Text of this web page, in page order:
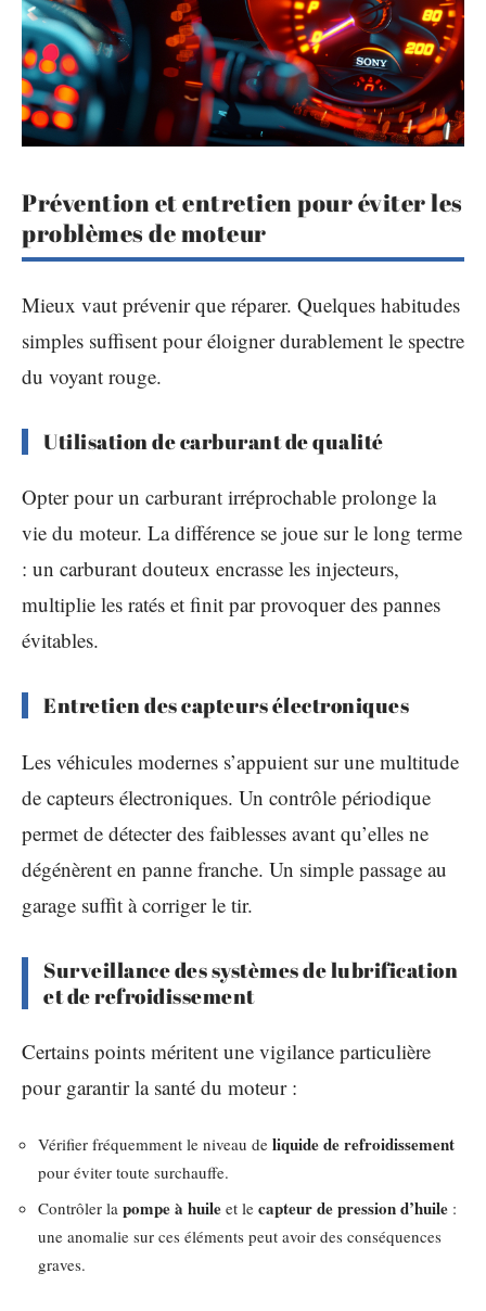
Prévention et entretien pour éviter les
problèmes de moteur
Mieux vaut prévenir que réparer. Quelques habitudes
simples suffisent pour éloigner durablement le spectre
du voyant rouge.
Utilisation de carburant de qualité
Opter pour un carburant irréprochable prolonge la
vie du moteur. La différence se joue sur le long terme
: un carburant douteux encrasse les injecteurs,
multiplie les ratés et finit par provoquer des pannes
évitables.
Entretien des capteurs électroniques
Les véhicules modernes s’appuient sur une multitude
de capteurs électroniques. Un contrôle périodique
permet de détecter des faiblesses avant qu’elles ne
dégénèrent en panne franche. Un simple passage au
garage suffit à corriger le tir.
Surveillance des systèmes de lubrification
et de refroidissement
Certains points méritent une vigilance particulière
pour garantir la santé du moteur :
Vérifier fréquemment le niveau de liquide de refroidissement
pour éviter toute surchauffe.
Contrôler la pompe à huile et le capteur de pression d’huile :
une anomalie sur ces éléments peut avoir des conséquences
graves.